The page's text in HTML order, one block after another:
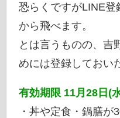
恐らくですがLINE登
から飛べます。
とは言うものの、吉
めには登録しておい
有効期限 11月28日(
・丼や定食・鍋膳が